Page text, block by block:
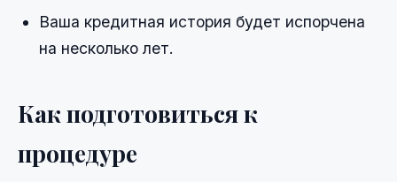
Ваша кредитная история будет испорчена
на несколько лет.
Как подготовиться к
процедуре